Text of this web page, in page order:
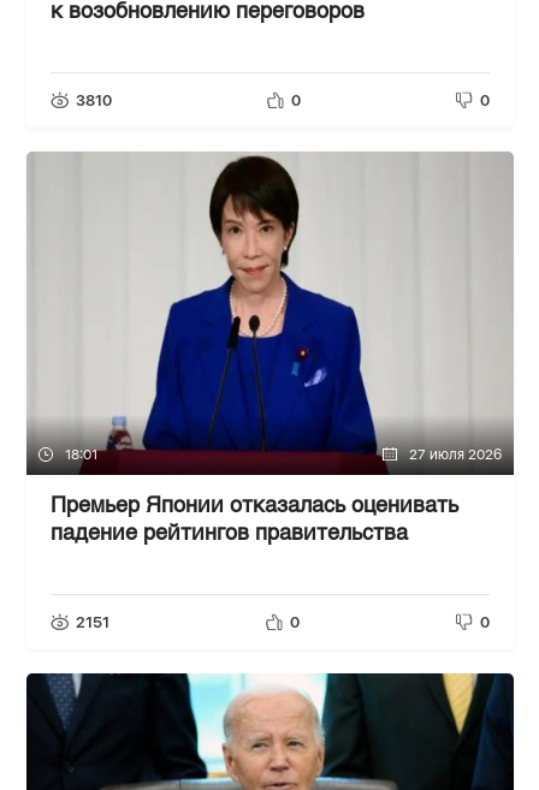
к возобновлению переговоров
3810 0 0
18:01 27 июля 2026
Премьер Японии отказалась оценивать
падение рейтингов правительства
2151 0 0